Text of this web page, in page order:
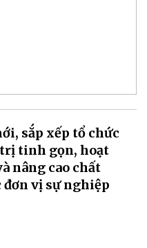
sắp xếp tổ chức
tinh gọn, hoạt
nâng cao chất
đơn vị sự nghiệp